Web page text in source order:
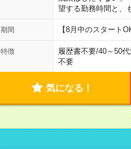
望する勤務時間と、
期間 【8月中のスタート
特徴 履歴書不要/40～50
不要
気になる！